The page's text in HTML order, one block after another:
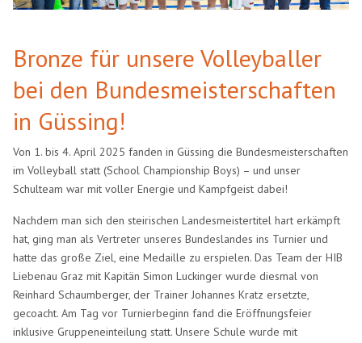
Bronze für unsere Volleyballer
bei den Bundesmeisterschaften
in Güssing!
Von 1. bis 4. April 2025 fanden in Güssing die Bundesmeisterschaften
im Volleyball statt (School Championship Boys) – und unser
Schulteam war mit voller Energie und Kampfgeist dabei!
Nachdem man sich den steirischen Landesmeistertitel hart erkämpft
hat, ging man als Vertreter unseres Bundeslandes ins Turnier und
hatte das große Ziel, eine Medaille zu erspielen. Das Team der HIB
Liebenau Graz mit Kapitän Simon Luckinger wurde diesmal von
Reinhard Schaumberger, der Trainer Johannes Kratz ersetzte,
gecoacht. Am Tag vor Turnierbeginn fand die Eröffnungsfeier
inklusive Gruppeneinteilung statt. Unsere Schule wurde mit